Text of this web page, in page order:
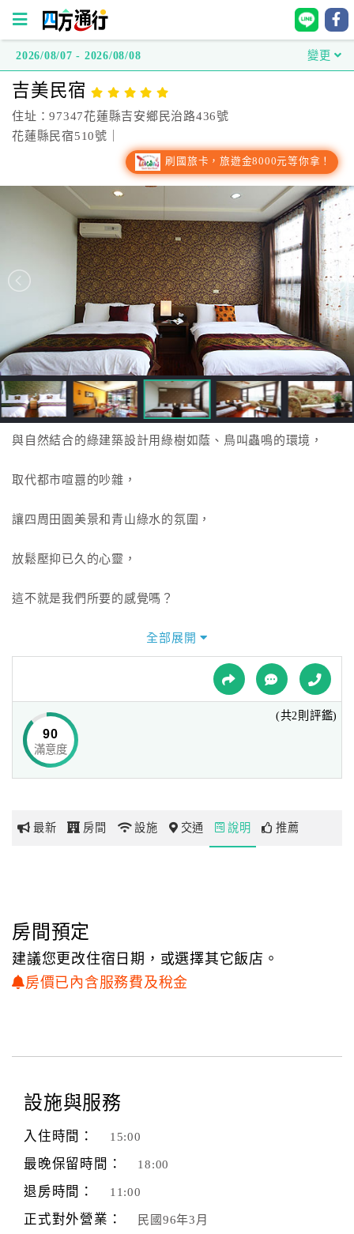
方
通
行
房
直
接
跟
飯
店
訂
HOT
特
民
球
網
玩
地
圖
顧
顧
客
滿
度
訂
2026/08/07 - 2026/08/08 變更
吉美民宿
住址：97347花蓮縣吉安鄉民治路436號
花蓮縣民宿510號｜
刷國旅卡，旅遊金8000元等你拿！
與自然結合的綠建築設計用綠樹如蔭、鳥叫蟲鳴的環境，
取代都市喧囂的吵雜，
讓四周田園美景和青山綠水的氛圍，
放鬆壓抑已久的心靈，
這不就是我們所要的感覺嗎？
吉美民宿歡迎您的光臨，
讓它成為您旅行日記中的美麗回憶
全部展開
90
滿意度
(共2則評鑑)
最新 房間 設施 交通 說明 推薦
房間預定
建議您更改住宿日期，或選擇其它飯店。
房價已內含服務費及稅金
設施與服務
入住時間： 15:00
最晚保留時間： 18:00
退房時間： 11:00
正式對外營業： 民國96年3月